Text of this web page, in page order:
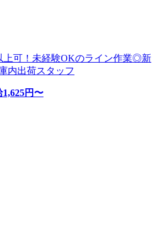
上可！未経験OKのライン作業◎新
内出荷スタッフ
1,625円〜